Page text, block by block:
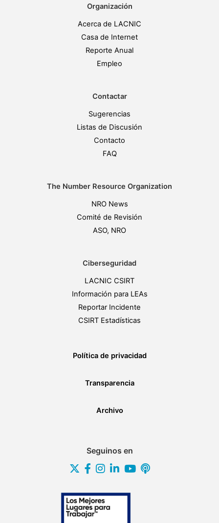
Organización
Acerca de LACNIC
Casa de Internet
Reporte Anual
Empleo
Contactar
Sugerencias
Listas de Discusión
Contacto
FAQ
The Number Resource Organization
NRO News
Comité de Revisión
ASO, NRO
Ciberseguridad
LACNIC CSIRT
Información para LEAs
Reportar Incidente
CSIRT Estadísticas
Política de privacidad
Transparencia
Archivo
Seguinos en